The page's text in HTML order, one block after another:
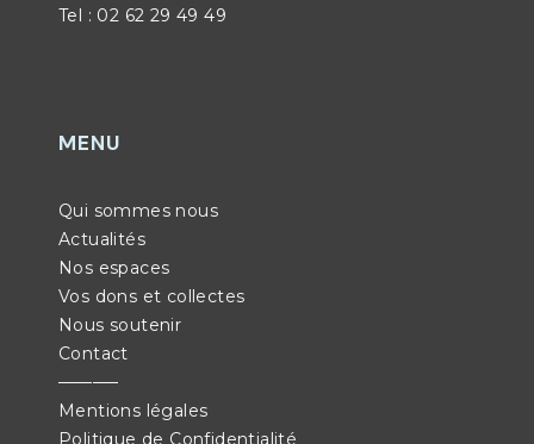
Tel : 02 62 29 49 49
MENU
Qui sommes nous
Actualités
Nos espaces
Vos dons et collectes
Nous soutenir
Contact
———–
Mentions légales
Politique de Confidentialité